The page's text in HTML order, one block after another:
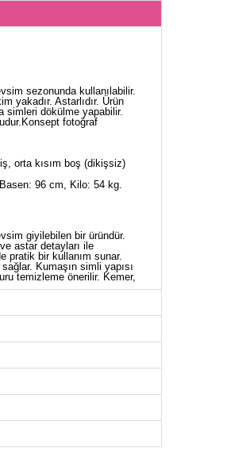
sezonunda kullanılabilir.
yakadır. Astarlıdır. Ürün
simleri dökülme yapabilir.
fotoğraf
orta kısım boş (dikişsiz)
96 cm, Kilo: 54 kg.
giyilebilen bir üründür.
astar detayları ile
pratik bir kullanım sunar.
Kumaşın simli yapısı
temizleme önerilir. Kemer,
78
134